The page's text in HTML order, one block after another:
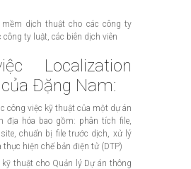
dịch thuật cho các công ty
công ty luật, các biên dịch viên
Localization
Đặng Nam:
công việc kỹ thuật của một dự án
địa hóa bao gồm: phân tích file,
chuẩn bị file trước dịch, xử lý
thực hiện chế bản điện tử (DTP)
thuật cho Quản lý Dự án thông